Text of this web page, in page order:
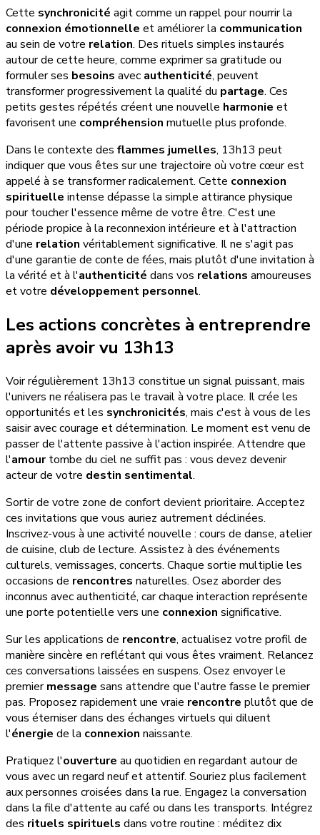
Cette synchronicité agit comme un rappel pour nourrir la
connexion émotionnelle et améliorer la communication
au sein de votre relation. Des rituels simples instaurés
autour de cette heure, comme exprimer sa gratitude ou
formuler ses besoins avec authenticité, peuvent
transformer progressivement la qualité du partage. Ces
petits gestes répétés créent une nouvelle harmonie et
favorisent une compréhension mutuelle plus profonde.
Dans le contexte des flammes jumelles, 13h13 peut
indiquer que vous êtes sur une trajectoire où votre cœur est
appelé à se transformer radicalement. Cette connexion
spirituelle intense dépasse la simple attirance physique
pour toucher l'essence même de votre être. C'est une
période propice à la reconnexion intérieure et à l'attraction
d'une relation véritablement significative. Il ne s'agit pas
d'une garantie de conte de fées, mais plutôt d'une invitation à
la vérité et à l'authenticité dans vos relations amoureuses
et votre développement personnel.
Les actions concrètes à entreprendre
après avoir vu 13h13
Voir régulièrement 13h13 constitue un signal puissant, mais
l'univers ne réalisera pas le travail à votre place. Il crée les
opportunités et les synchronicités, mais c'est à vous de les
saisir avec courage et détermination. Le moment est venu de
passer de l'attente passive à l'action inspirée. Attendre que
l'amourtombe du ciel ne suffit pas : vous devez devenir
acteur de votre destin sentimental.
Sortir de votre zone de confort devient prioritaire. Acceptez
ces invitations que vous auriez autrement déclinées.
Inscrivez-vous à une activité nouvelle : cours de danse, atelier
de cuisine, club de lecture. Assistez à des événements
culturels, vernissages, concerts. Chaque sortie multiplie les
occasions de rencontres naturelles. Osez aborder des
inconnus avec authenticité, car chaque interaction représente
une porte potentielle vers une connexion significative.
Sur les applications de rencontre, actualisez votre profil de
manière sincère en reflétant qui vous êtes vraiment. Relancez
ces conversations laissées en suspens. Osez envoyer le
premiermessage sans attendre que l'autre fasse le premier
pas. Proposez rapidement une vraie rencontre plutôt que de
vous éterniser dans des échanges virtuels qui diluent
l'énergie de la connexion naissante.
Pratiquez l'ouverture au quotidien en regardant autour de
vous avec un regard neuf et attentif. Souriez plus facilement
aux personnes croisées dans la rue. Engagez la conversation
dans la file d'attente au café ou dans les transports. Intégrez
des rituels spirituels dans votre routine : méditez dix